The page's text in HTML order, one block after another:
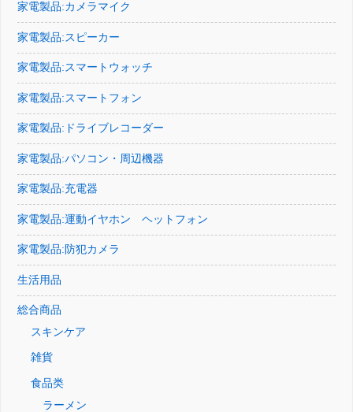
家電製品:カメラマイク
家電製品:スピーカー
家電製品:スマートウォッチ
家電製品:スマートフォン
家電製品:ドライブレコーダー
家電製品:パソコン・周辺機器
家電製品:充電器
家電製品:運動イヤホン ヘットフォン
家電製品:防犯カメラ
生活用品
総合商品
スキンケア
雑貨
食品类
ラーメン